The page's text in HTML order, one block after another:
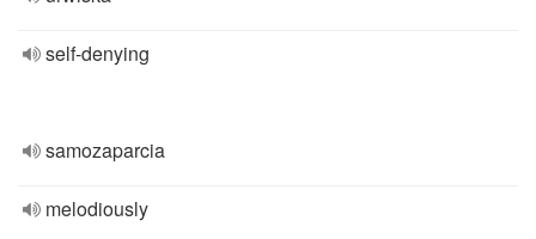
self-denying
samozaparcia
melodiously